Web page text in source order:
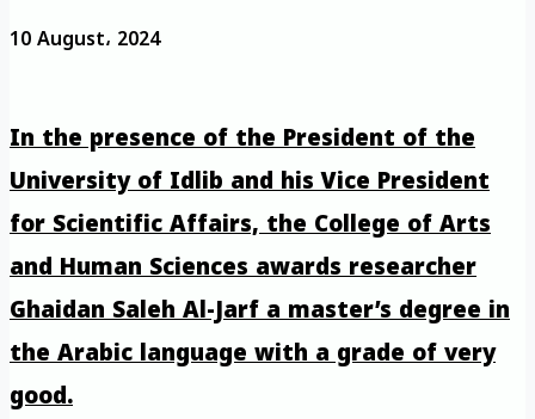
10 August، 2024
In the presence of the President of the
University of Idlib and his Vice President
for Scientific Affairs, the College of Arts
and Human Sciences awards researcher
Ghaidan Saleh Al-Jarf a master’s degree in
the Arabic language with a grade of very
good.